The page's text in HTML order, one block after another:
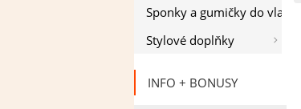
Sponky a gumičky do vlasů
Stylové doplňky
INFO + BONUSY